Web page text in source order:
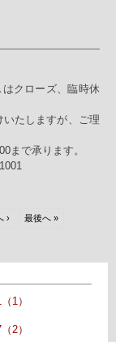
クローズ、臨時休
たしますが、ご理
まで承ります。
› 最後へ »
1）
2）